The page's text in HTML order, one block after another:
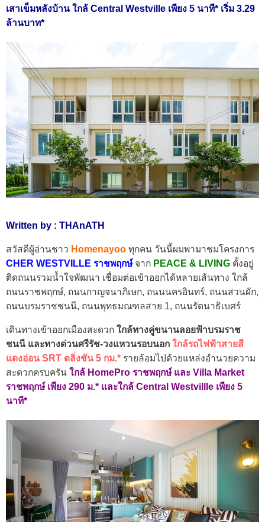
เสาเข็มหลังบ้าน ใกล้ Central Westville เพียง 5 นาที* เริ่ม 3.29
ล้านบาท*
Written by : THAnATH
สวัสดีผู้อ่านชาว Homenayoo ทุกคน วันนี้ผมพามาชมโครงการ
CHER WESTVILLE ราชพฤกษ์ จาก PEACE & LIVING ตั้งอยู่
ติดถนนรวมน้ำใจพัฒนา เชื่อมต่อเข้าออกได้หลายเส้นทาง ใกล้
ถนนราชพฤกษ์, ถนนกาญจนาภิเษก, ถนนนครอินทร์, ถนนสวนผัก,
ถนนบรมราชชนนี, ถนนพุทธมณฑลสาย 1, ถนนรัตนาธิเบศร์
เดินทางเข้าออกเมืองสะดวก ใกล้ทางคู่ขนานลอยฟ้าบรมราช
ชนนี และทางด่วนศรีรัช-วงแหวนรอบนอก ใกล้รถไฟฟ้าสายสี
แดงอ่อน SRT ตลิ่งชัน 5 กม.* รายล้อมไปด้วยแหล่งอำนวยความ
สะดวกครบครัน ใกล้ HomePro ราชพฤกษ์ และ Villa Market
ราชพฤกษ์ เพียง 290 ม.* และใกล้ Central Westvillle เพียง 5
นาที*